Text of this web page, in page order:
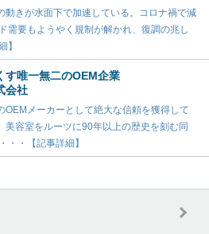
動きが水面下で加速している。コロナ禍で減
需要もようやく規制が解かれ、復調の兆し
】
す唯一無二のOEM企業
会社
OEMメーカーとして絶大な信頼を獲得して
美容室をルーツに90年以上の歴史を刻む同
・・【記事詳細】